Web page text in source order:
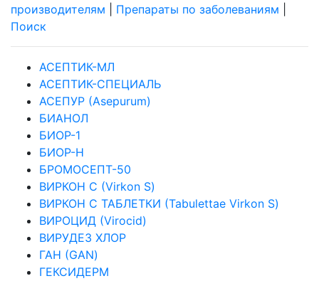
производителям
Препараты по заболеваниям
Поиск
АСЕПТИК-МЛ
АСЕПТИК-СПЕЦИАЛЬ
АСЕПУР (Asepurum)
БИАНОЛ
БИОР-1
БИОР-Н
БРОМОСЕПТ-50
ВИРКОН С (Virkon S)
ВИРКОН С ТАБЛЕТКИ (Tabulettae Virkon S)
ВИРОЦИД (Virocid)
ВИРУДЕЗ ХЛОР
ГАН (GAN)
ГЕКСИДЕРМ